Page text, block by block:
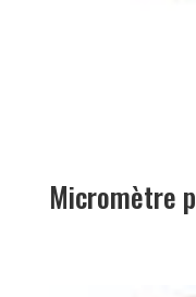
Micromètre